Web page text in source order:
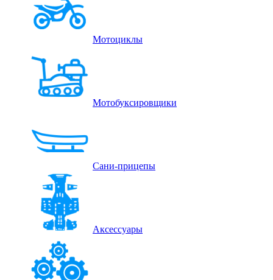
Мотоциклы
Мотобуксировщики
Сани-прицепы
Аксессуары